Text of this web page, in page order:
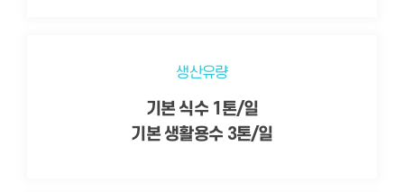
생산유량
기본 식수 1톤/일
기본 생활용수 3톤/일